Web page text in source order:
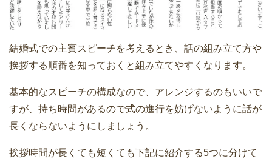
結婚式での主賓スピーチを考えるとき、話の組み立て方や
挨拶する順番を知っておくと組み立てやすくなります。
基本的なスピーチの構成なので、アレンジするのもいいで
すが、持ち時間があるので式の進行を妨げないように話が
長くならないようにしましょう。
挨拶時間が長くても短くても下記に紹介する5つに分けて